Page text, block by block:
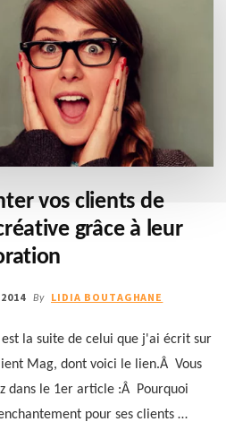
vos clients de
grâce à leur
By LIDIA BOUTAGHANE
la suite de celui que j'ai écrit sur
Mag, dont voici le lien.Â Vous
dans le 1er article :Â Pourquoi
pour ses clients …